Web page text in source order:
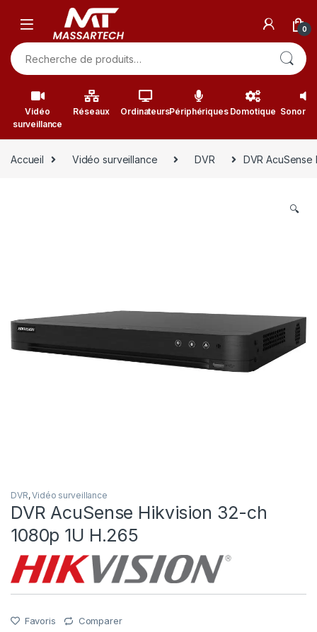
Skip to navigation
0
Recherche pour :
Vidéo
surveillance
Réseaux OrdinateursPériphériques Domotique
Accueil Vidéo surveillance DVR DVR AcuSense
🔍
DVR,Vidéo surveillance
DVR AcuSense Hikvision 32-ch
1080p 1U H.265
Favoris Comparer